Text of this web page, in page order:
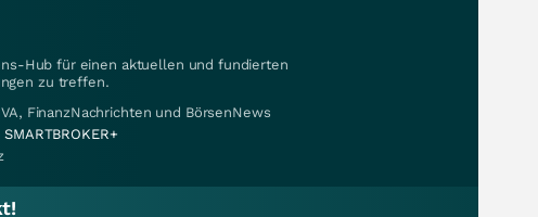
Hub für einen aktuellen und fundierten
zu treffen.
FinanzNachrichten und BörsenNews
SMARTBROKER+